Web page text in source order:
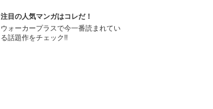
注目の人気マンガはコレだ！
ウォーカープラスで今一番読まれてい
る話題作をチェック!!